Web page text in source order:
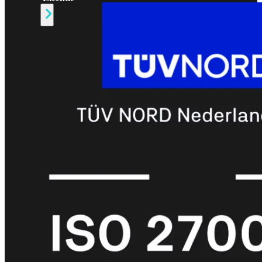
bekijken
FortiCare
FortiCare
RMA
FortiCare
1